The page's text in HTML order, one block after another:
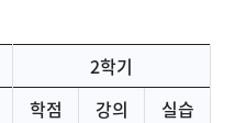
2학기
학점 강의
실습